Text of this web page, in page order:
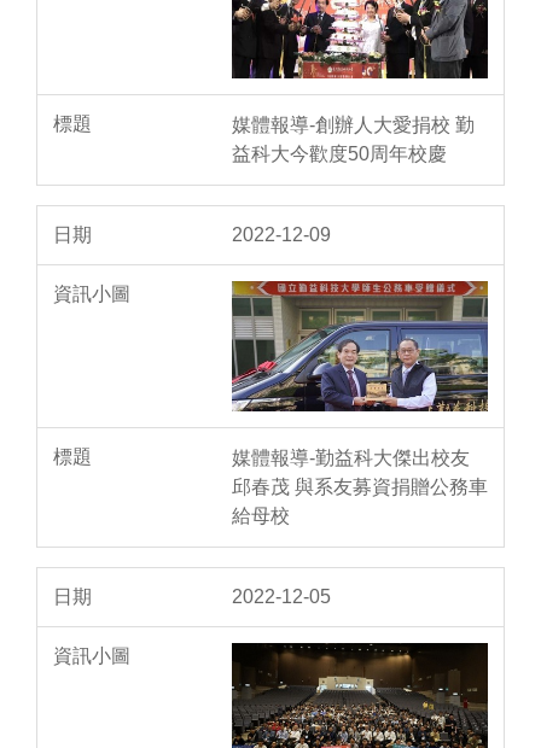
媒體報導-創辦人大愛捐校 勤
益科大今歡度50周年校慶
2022-12-09
媒體報導-勤益科大傑出校友
邱春茂 與系友募資捐贈公務車
給母校
2022-12-05